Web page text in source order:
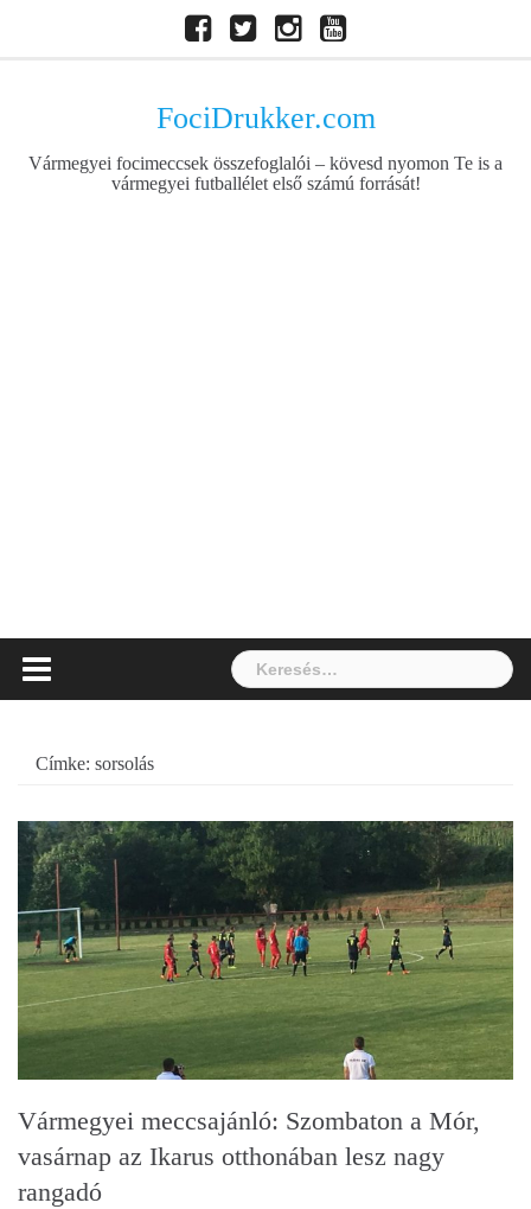
Facebook
TwitterInstagramYoutube
FociDrukker.com
Vármegyei focimeccsek összefoglalói – kövesd nyomon Te is a
vármegyei futballélet első számú forrását!
Keresés:
Címke: sorsolás
Vármegyei meccsajánló: Szombaton a Mór,
vasárnap az Ikarus otthonában lesz nagy
rangadó